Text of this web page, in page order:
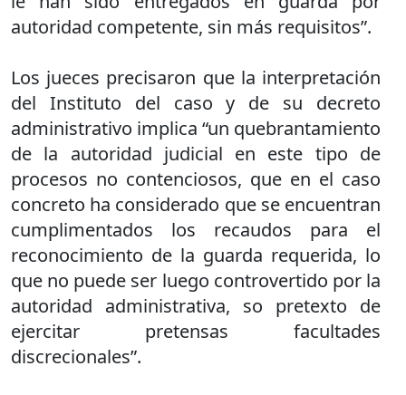
autoridad competente, sin más requisitos”.
Los jueces precisaron que la interpretación
del Instituto del caso y de su decreto
administrativo implica “un quebrantamiento
de la autoridad judicial en este tipo de
procesos no contenciosos, que en el caso
concreto ha considerado que se encuentran
cumplimentados los recaudos para el
reconocimiento de la guarda requerida, lo
que no puede ser luego controvertido por la
autoridad administrativa, so pretexto de
ejercitar pretensas facultades
discrecionales”.